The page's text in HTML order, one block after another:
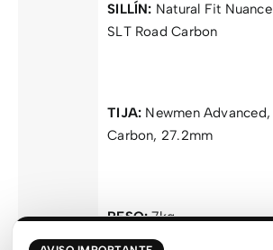
SILLÍN: Natural Fit Nuance
SLT Road Carbon
TIJA: Newmen Advanced,
Carbon, 27.2mm
PESO:7kg